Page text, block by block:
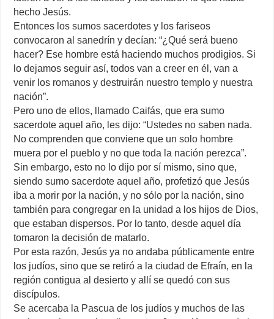
hecho Jesús.
Entonces los sumos sacerdotes y los fariseos
convocaron al sanedrín y decían: “¿Qué será bueno
hacer? Ese hombre está haciendo muchos prodigios. Si
lo dejamos seguir así, todos van a creer en él, van a
venir los romanos y destruirán nuestro templo y nuestra
nación”.
Pero uno de ellos, llamado Caifás, que era sumo
sacerdote aquel año, les dijo: “Ustedes no saben nada.
No comprenden que conviene que un solo hombre
muera por el pueblo y no que toda la nación perezca”.
Sin embargo, esto no lo dijo por sí mismo, sino que,
siendo sumo sacerdote aquel año, profetizó que Jesús
iba a morir por la nación, y no sólo por la nación, sino
también para congregar en la unidad a los hijos de Dios,
que estaban dispersos. Por lo tanto, desde aquel día
tomaron la decisión de matarlo.
Por esta razón, Jesús ya no andaba públicamente entre
los judíos, sino que se retiró a la ciudad de Efraín, en la
región contigua al desierto y allí se quedó con sus
discípulos.
Se acercaba la Pascua de los judíos y muchos de las